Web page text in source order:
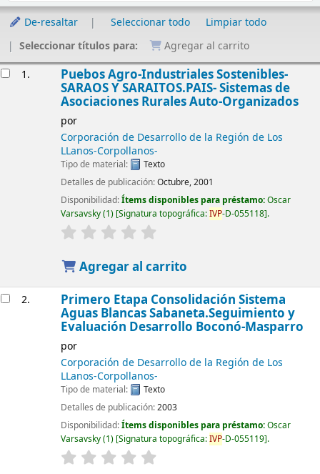
De-resaltar Seleccionar todo
Limpiar todo
Seleccionar títulos para:
Agregar al carrito
1. Puebos Agro-Industriales Sostenibles-
SARAOS Y SARAITOS.PAIS- Sistemas de
Asociaciones Rurales Auto-Organizados
por
Corporación de Desarrollo de la Región de Los
LLanos-Corpollanos-
Tipo de material:
Texto
Detalles de publicación:Octubre, 2001
Disponibilidad:Ítems disponibles para préstamo:Oscar
Varsavsky(1) Signatura topográfica:IVP-D-055118 .
Agregar al carrito
2. Primero Etapa Consolidación Sistema
Aguas Blancas Sabaneta.Seguimiento y
Evaluación Desarrollo Boconó-Masparro
por
Corporación de Desarrollo de la Región de Los
LLanos-Corpollanos-
Tipo de material:
Texto
Detalles de publicación:2003
Disponibilidad:Ítems disponibles para préstamo:Oscar
Varsavsky(1) Signatura topográfica:IVP-D-055119 .